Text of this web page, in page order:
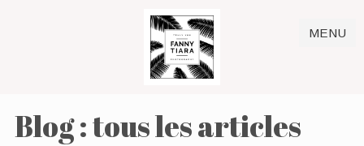
MENU
Blog : tous les articles